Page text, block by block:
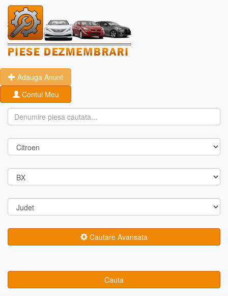
Adauga Anunt
Contul Meu
Cautare Avansata
Cauta